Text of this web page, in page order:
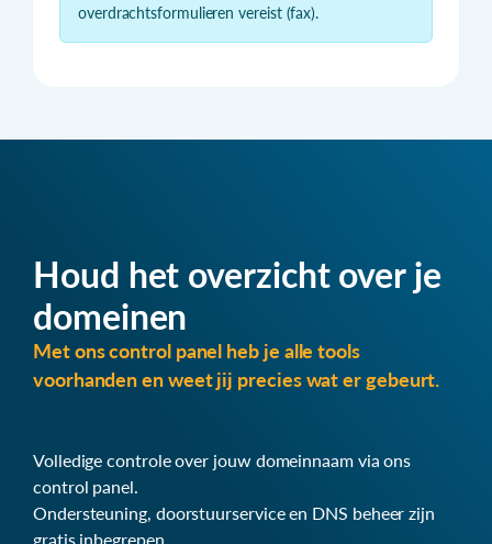
overdrachtsformulieren vereist (fax).
Houd het overzicht over je
domeinen
Met ons control panel heb je alle tools
voorhanden en weet jij precies wat er gebeurt.
Volledige controle over jouw domeinnaam via ons
control panel.
Ondersteuning, doorstuurservice en DNS beheer zijn
gratis inbegrepen.